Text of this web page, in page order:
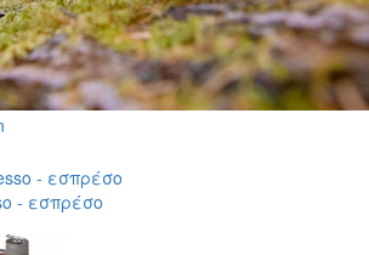
- εσπρέσο